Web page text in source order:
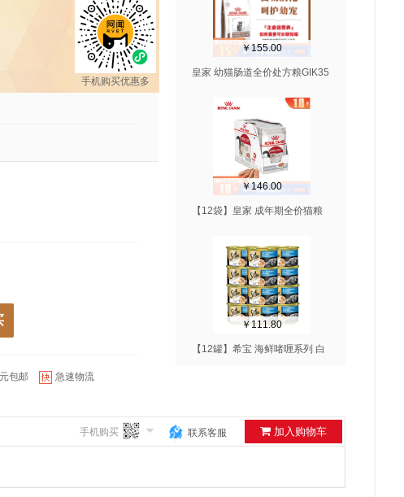
手机购买优惠多
包邮 急速物流
￥155.00
皇家 幼猫肠道全价处方粮GIK35
￥146.00
【12袋】皇家 成年期全价猫粮
￥111.80
【12罐】希宝 海鲜啫喱系列 白
加入购物车
联系客服
手机购买